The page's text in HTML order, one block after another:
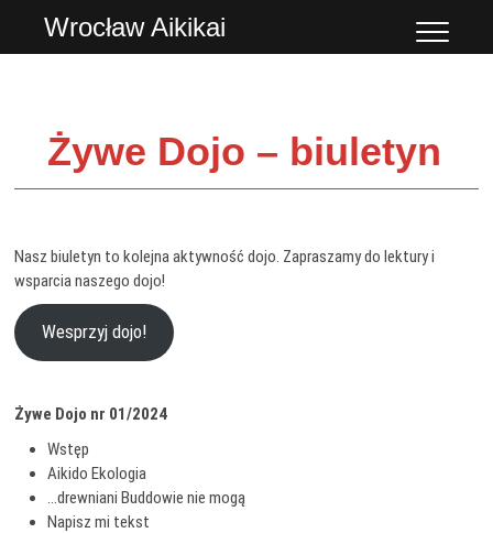
treści
Wrocław Aikikai
Żywe Dojo – biuletyn
Nasz biuletyn to kolejna aktywność dojo. Zapraszamy do lektury i
wsparcia naszego dojo!
Wesprzyj dojo!
Żywe Dojo nr 01/2024
Wstęp
Aikido Ekologia
…drewniani Buddowie nie mogą
Napisz mi tekst